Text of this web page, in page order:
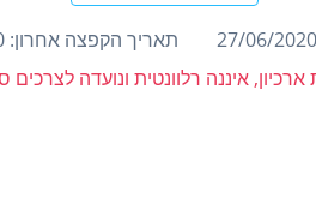
תאריך הקפצה אחרון: 27/06/2020
איננה רלוונטית ונועדה